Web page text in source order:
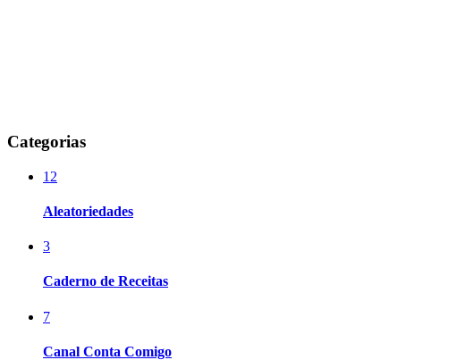
Categorias
12
Aleatoriedades
3
Caderno de Receitas
7
Canal Conta Comigo